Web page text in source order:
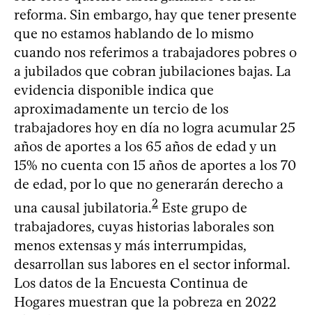
reforma. Sin embargo, hay que tener presente
que no estamos hablando de lo mismo
cuando nos referimos a trabajadores pobres o
a jubilados que cobran jubilaciones bajas. La
evidencia disponible indica que
aproximadamente un tercio de los
trabajadores hoy en día no logra acumular 25
años de aportes a los 65 años de edad y un
15% no cuenta con 15 años de aportes a los 70
de edad, por lo que no generarán derecho a
una causal jubilatoria.2 Este grupo de
trabajadores, cuyas historias laborales son
menos extensas y más interrumpidas,
desarrollan sus labores en el sector informal.
Los datos de la Encuesta Continua de
Hogares muestran que la pobreza en 2022